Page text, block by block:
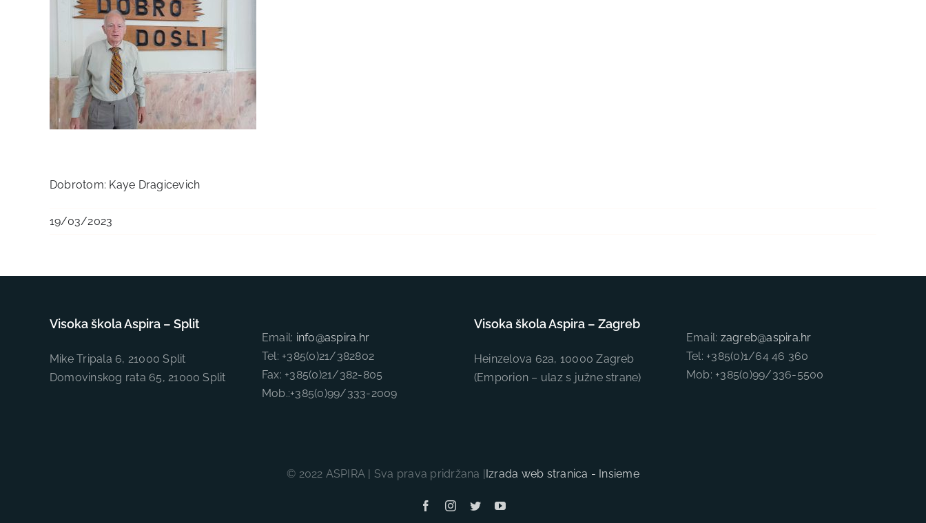
Dobrotom: Kaye Dragicevich
19/03/2023
Visoka škola Aspira – Split
Mike Tripala 6, 21000 Split
Domovinskog rata 65, 21000 Split
Email: info@aspira.hr
Tel: +385(0)21/382802
Fax: +385(0)21/382-805
Mob.:+385(0)99/333-2009
Visoka škola Aspira – Zagreb
Heinzelova 62a, 10000 Zagreb
(Emporion – ulaz s južne strane)
Email: zagreb@aspira.hr
Tel: +385(0)1/64 46 360
Mob: +385(0)99/336-5500
© 2022 ASPIRA | Sva prava pridržana |Izrada web stranica - Insieme
FacebookInstagram
TwitterYouTube